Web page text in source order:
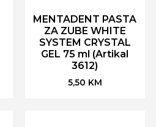
MENTADENT PASTA
ZA ZUBE WHITE
SYSTEM CRYSTAL
GEL 75 ml (Artikal
3612)
5,50 KM